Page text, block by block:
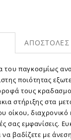
του παγκοσμίως
ποιότητας
τους
στήριξης στα
οίκου, διαχρονικό
σας εμφανίσεις.
βαδίζετε με
ΑΠΟΣΤΟΛΕΣ